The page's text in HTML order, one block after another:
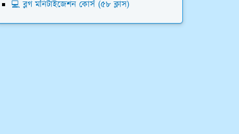
💻 ব্লগ মনিটাইজেশন কোর্স (৫৮ ক্লাস)